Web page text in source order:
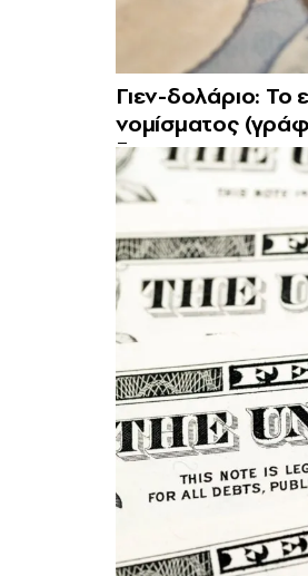
Γιεν-δολάριο: Το
νομίσματος